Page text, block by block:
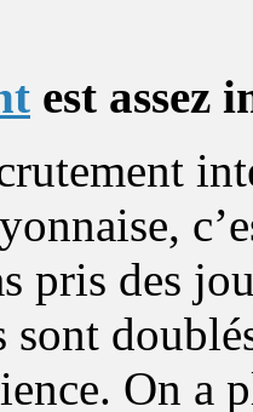
est assez
pris des
sont
On a